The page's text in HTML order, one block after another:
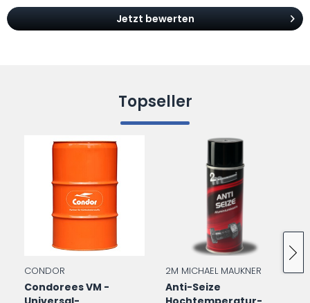
Datenschutzerklärung
verstanden und stimme zu. *
Mit * gekennzeichnete Felder sind Pflichtfelder.
Jetzt bewerten
Topseller
CONDOR
Condorees VM -
2M MICHAEL MAUKNER
Anti-Seize